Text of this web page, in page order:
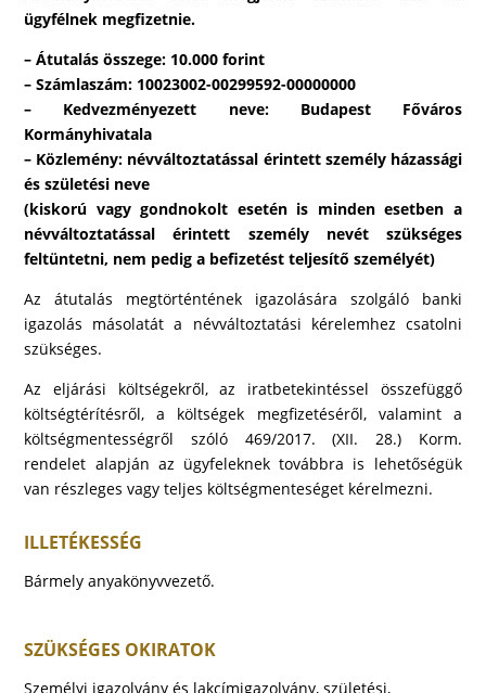
ügyfélnek megfizetnie.
– Átutalás összege: 10.000 forint
– Számlaszám: 10023002-00299592-00000000
– Kedvezményezett neve: Budapest Főváros
Kormányhivatala
– Közlemény: névváltoztatással érintett személy házassági
és születési neve
(kiskorú vagy gondnokolt esetén is minden esetben a
névváltoztatással érintett személy nevét szükséges
feltüntetni, nem pedig a befizetést teljesítő személyét)
Az átutalás megtörténtének igazolására szolgáló banki
igazolás másolatát a névváltoztatási kérelemhez csatolni
szükséges.
Az eljárási költségekről, az iratbetekintéssel összefüggő
költségtérítésről, a költségek megfizetéséről, valamint a
költségmentességről szóló 469/2017. (XII. 28.) Korm.
rendelet alapján az ügyfeleknek továbbra is lehetőségük
van részleges vagy teljes költségmenteséget kérelmezni.
ILLETÉKESSÉG
Bármely anyakönyvvezető.
SZÜKSÉGES OKIRATOK
Személyi igazolvány és lakcímigazolvány, születési,